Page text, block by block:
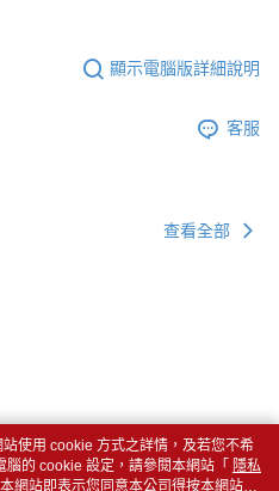
顯示電腦版詳細說明
客服
查看全部
使用 cookie 方式之詳情，及若您不希
的 cookie 設定，請參閱本網站「 隱私
網站即表示您同意本公司得按本網站使